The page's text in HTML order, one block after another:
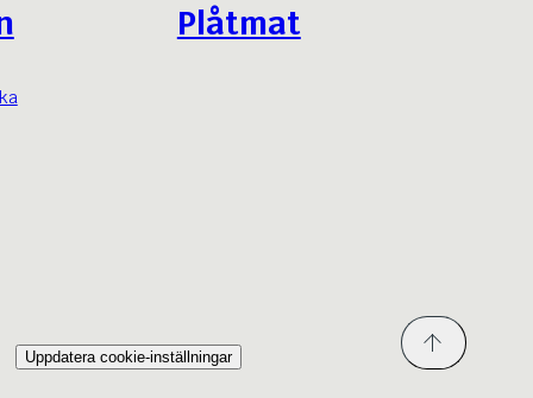
Plåtmat
Uppdatera cookie-inställningar